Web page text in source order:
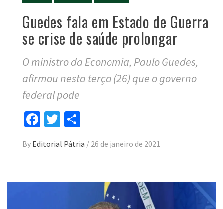
Guedes fala em Estado de Guerra
se crise de saúde prolongar
O ministro da Economia, Paulo Guedes,
afirmou nesta terça (26) que o governo
federal pode
Facebook
Twitter
By Editorial Pátria / 26 de janeiro de 2021